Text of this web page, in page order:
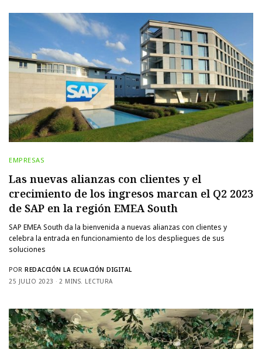
EMPRESAS
Las nuevas alianzas con clientes y el
crecimiento de los ingresos marcan el Q2 2023
de SAP en la región EMEA South
SAP EMEA South da la bienvenida a nuevas alianzas con clientes y
celebra la entrada en funcionamiento de los despliegues de sus
soluciones
POR REDACCIÓN LA ECUACIÓN DIGITAL
25 JULIO 2023
2 MINS. LECTURA